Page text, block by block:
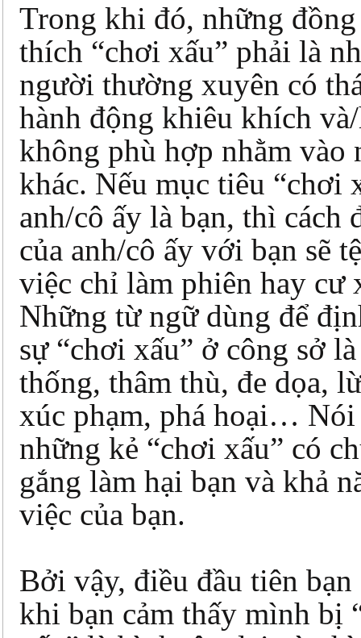
Trong khi đó, những
thích “chơi xấu” phải là
người thường xuyên có
hành động khiêu khích
không phù hợp nhằm vào
khác. Nếu mục tiêu “chơi
anh/cô ấy là bạn, thì cách
của anh/cô ấy với bạn sẽ
việc chỉ làm phiên hay cư
Những từ ngữ dùng để
sự “chơi xấu” ở công sở
thống, thâm thù, đe dọa,
xúc phạm, phá hoại…
những kẻ “chơi xấu” có
gắng làm hại bạn và khả
việc của bạn.
Bởi vậy, điều đầu tiên bạn
khi bạn cảm thấy mình bị